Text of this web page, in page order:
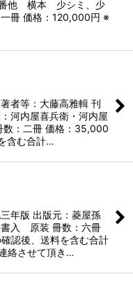
番他 横本 少シミ、少
冊 価格：120,000円 ※
者等：大藤高雅輯 刊
河内屋喜兵衛・河内屋
数：二冊 価格：35,000
含む合計…
年版 出版元：菱屋孫
入 原装 冊数：六冊
認後、送料を含む合計
絡させて頂き…